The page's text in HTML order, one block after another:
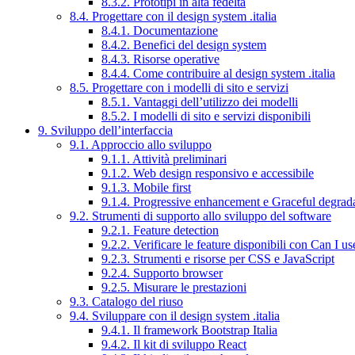
8.4. Progettare con il design system .italia
8.4.1. Documentazione
8.4.2. Benefici del design system
8.4.3. Risorse operative
8.4.4. Come contribuire al design system .italia
8.5. Progettare con i modelli di sito e servizi
8.5.1. Vantaggi dell’utilizzo dei modelli
8.5.2. I modelli di sito e servizi disponibili
9. Sviluppo dell’interfaccia
9.1. Approccio allo sviluppo
9.1.1. Attività preliminari
9.1.2. Web design responsivo e accessibile
9.1.3. Mobile first
9.1.4. Progressive enhancement e Graceful
9.2. Strumenti di supporto allo sviluppo del software
9.2.1. Feature detection
9.2.2. Verificare le feature disponibili con Can I
9.2.3. Strumenti e risorse per CSS e JavaScript
9.2.4. Supporto browser
9.2.5. Misurare le prestazioni
9.3. Catalogo del riuso
9.4. Sviluppare con il design system .italia
9.4.1. Il framework Bootstrap Italia
9.4.2. Il kit di sviluppo React